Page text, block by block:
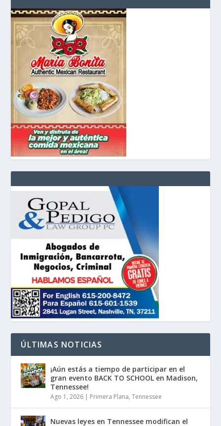
ÚLTIMAS NOTICIAS
¡Aún estás a tiempo de participar en el
gran evento BACK TO SCHOOL en Madison,
Tennessee!
Ago 1, 2026 | Primera Plana,Tennessee
Nuevas leyes en Tennessee modifican el